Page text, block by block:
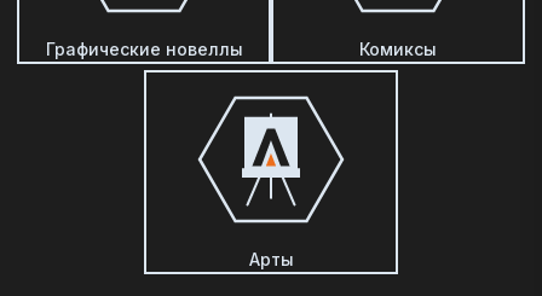
Графические новеллы Комиксы
Арты